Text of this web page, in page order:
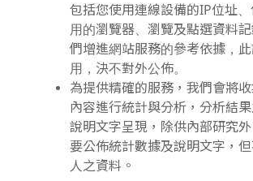
包括您使用連線設備的IP位址
用的瀏覽器、瀏覽及點選資料
們增進網站服務的參考依據，
用，決不對外公佈。
為提供精確的服務，我們會將
內容進行統計與分析，分析結
說明文字呈現，除供內部研究
要公佈統計數據及說明文字，
人之資料。